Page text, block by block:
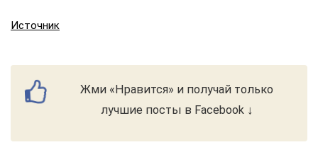
Источник
Жми «Нравится» и получай только
лучшие посты в Facebook ↓